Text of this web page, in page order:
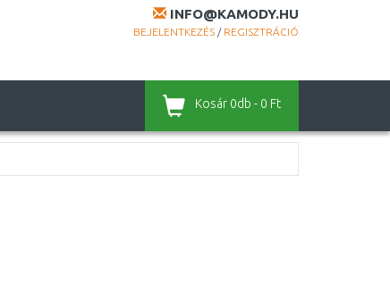
INFO@KAMODY.HU
BEJELENTKEZÉS / REGISZTRÁCIÓ
Kosár 0db - 0 Ft